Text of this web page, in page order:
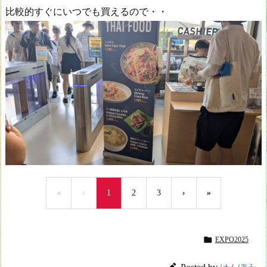
比較的すぐにいつでも買えるので・・
« ‹ 1 2 3 › »
 EXPO2025